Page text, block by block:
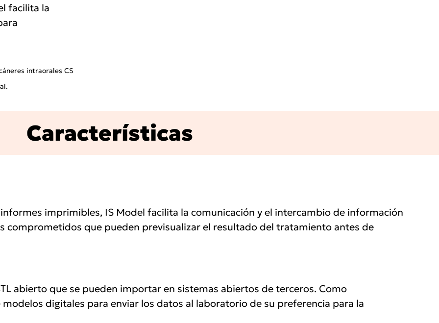
facilita la
intraorales CS
Características
imprimibles, IS Model facilita la comunicación y el intercambio de información
comprometidos que pueden previsualizar el resultado del tratamiento antes de
abierto que se pueden importar en sistemas abiertos de terceros. Como
digitales para enviar los datos al laboratorio de su preferencia para la